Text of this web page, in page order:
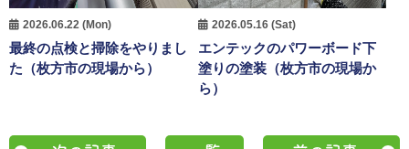
2026.06.22 (Mon)
最終の点検と掃除をやりまし
た（枚方市の現場から）
2026.05.16 (Sat)
エンテックのパワーボード下
塗りの塗装（枚方市の現場か
ら）